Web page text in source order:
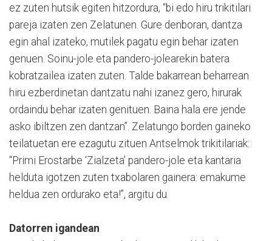
ez zuten hutsik egiten hitzordura, “bi edo hiru trikitilari
pareja izaten zen Zelatunen. Gure denboran, dantza
egin ahal izateko, mutilek pagatu egin behar izaten
genuen. Soinu-jole eta pandero-jolearekin batera
kobratzailea izaten zuten. Talde bakarrean beharrean
hiru ezberdinetan dantzatu nahi izanez gero, hirurak
ordaindu behar izaten genituen. Baina hala ere jende
asko ibiltzen zen dantzan”. Zelatungo borden gaineko
teilatuetan ere ezagutu zituen Antselmok trikitilariak:
“Primi Erostarbe ‘Zialzeta’ pandero-jole eta kantaria
helduta igotzen zuten txabolaren gainera: emakume
heldua zen ordurako eta!”, argitu du.
Datorren igandean